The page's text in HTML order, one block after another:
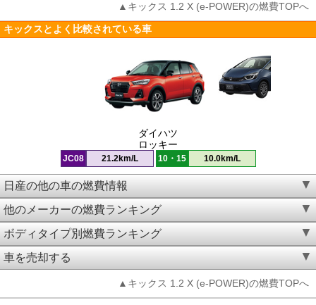
▲キックス 1.2 X (e-POWER)の燃費TOPへ
キックスとよく比較されている車
ダイハツ
ロッキー
JC08 21.2km/L 10・15 10.0km/L
日産の他の車の燃費情報
他のメーカーの燃費ランキング
ボディタイプ別燃費ランキング
車を売却する
▲キックス 1.2 X (e-POWER)の燃費TOPへ